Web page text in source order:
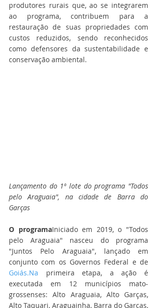
produtores rurais que, ao se integrarem
ao programa, contribuem para a
restauração de suas propriedades com
custos reduzidos, sendo reconhecidos
como defensores da sustentabilidade e
conservação ambiental.
Lançamento do 1º lote do programa "Todos
pelo Araguaia", na cidade de Barra do
Garças
O programaIniciado em 2019, o "Todos
pelo Araguaia" nasceu do programa
"Juntos Pelo Araguaia", lançado em
Goiás.Na primeira etapa, a ação é
executada em 12 municípios mato-
grossenses: Alto Araguaia, Alto Garças,
Alto Taquari, Araguainha, Barra do Garças,